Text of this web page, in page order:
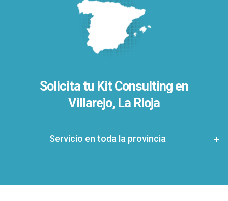
Solicita tu Kit Consulting en
Villarejo, La Rioja
Servicio en toda la provincia